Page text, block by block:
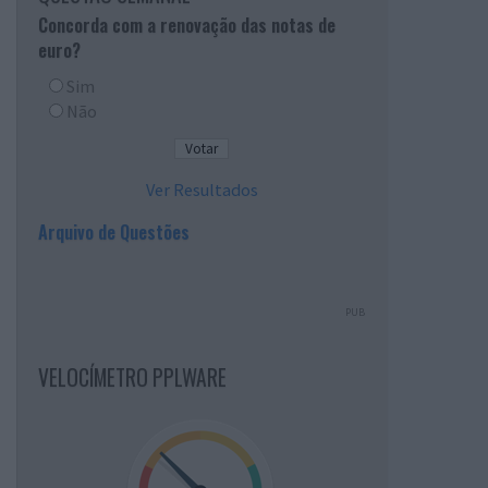
Concorda com a renovação das notas de
euro?
Sim
Não
Ver Resultados
Arquivo de Questões
PUB
VELOCÍMETRO PPLWARE